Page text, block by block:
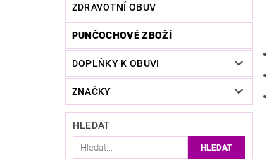
ZDRAVOTNÍ OBUV
PUNČOCHOVÉ ZBOŽÍ
DOPLŇKY K OBUVI
ZNAČKY
HLEDAT